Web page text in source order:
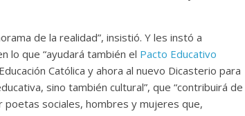
de la realidad”, insistió. Y les instó a
lo que “ayudará también el Pacto Educativo
Católica y ahora al nuevo Dicasterio para
sino también cultural”, que “contribuirá de
poetas sociales, hombres y mujeres que,